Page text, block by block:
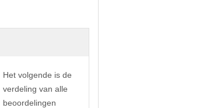
Het volgende is de
verdeling van alle
beoordelingen